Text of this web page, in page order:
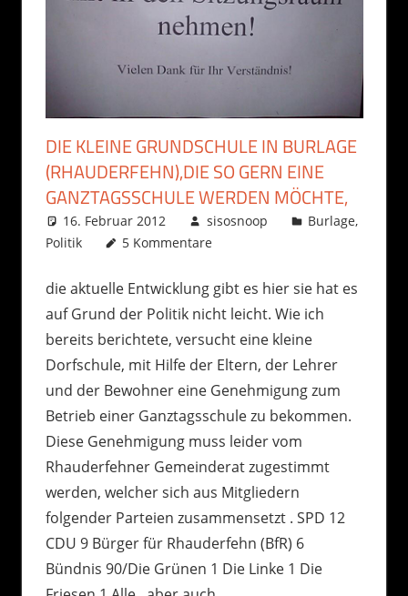
DIE KLEINE GRUNDSCHULE IN BURLAGE
(RHAUDERFEHN),DIE SO GERN EINE
GANZTAGSSCHULE WERDEN MÖCHTE,
16. Februar 2012 sisosnoop Burlage,
Politik
5 Kommentare
die aktuelle Entwicklung gibt es hier sie hat es
auf Grund der Politik nicht leicht. Wie ich
bereits berichtete, versucht eine kleine
Dorfschule, mit Hilfe der Eltern, der Lehrer
und der Bewohner eine Genehmigung zum
Betrieb einer Ganztagsschule zu bekommen.
Diese Genehmigung muss leider vom
Rhauderfehner Gemeinderat zugestimmt
werden, welcher sich aus Mitgliedern
folgender Parteien zusammensetzt . SPD 12
CDU 9 Bürger für Rhauderfehn (BfR) 6
Bündnis 90/Die Grünen 1 Die Linke 1 Die